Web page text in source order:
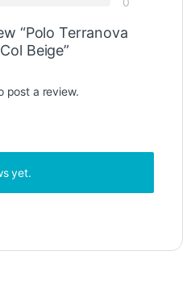
“Polo Terranova
Beige”
post a review.
yet.